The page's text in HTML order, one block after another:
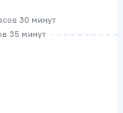
30 минут
35 минут